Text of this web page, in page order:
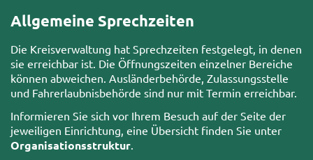
Allgemeine Sprechzeiten
Die Kreisverwaltung hat Sprechzeiten festgelegt, in denen
sie erreichbar ist. Die Öffnungszeiten einzelner Bereiche
können abweichen. Ausländerbehörde, Zulassungsstelle
und Fahrerlaubnisbehörde sind nur mit Termin erreichbar.
Informieren Sie sich vor Ihrem Besuch auf der Seite der
jeweiligen Einrichtung, eine Übersicht finden Sie unter
Organisationsstruktur.